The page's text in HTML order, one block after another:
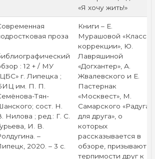
«Я хочу жить!»
проза
: 12 + / МУ
г. Липецка ;
им. П. П.
Тян-
сост. Н.
Нилова ; ред.: Г. С.
И. В.
–
2020. – 3 с.
Книги – Е.
Мурашовой «Класс
коррекции», Ю.
Лавряшиной
«Догхантер», А.
Жвалевского и Е.
Пастернак
«Москвест», М.
Самарского «Радуга
для друга», о
которых
рассказывается в
обзоре, призывают к
терпимости друг к